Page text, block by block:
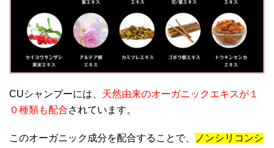
CUシャンプーには、 天然由来のオーガニックエキスが１
０種類も配合されています。
このオーガニック成分を配合することで、
ノンシリコンシ